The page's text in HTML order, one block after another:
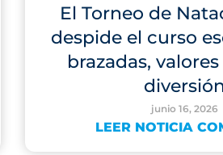
El Torneo de
despide el curso
brazadas,
diversión
junio 16, 2026
LEER NOTICIA